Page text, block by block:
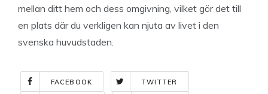
mellan ditt hem och dess omgivning, vilket gör det till
en plats där du verkligen kan njuta av livet i den
svenska huvudstaden.
FACEBOOK TWITTER